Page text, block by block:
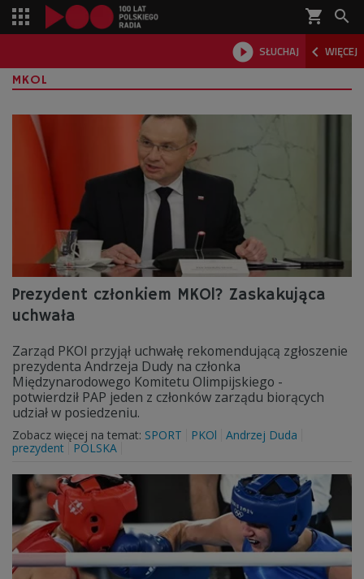
shopping_cart 
 SŁUCHAJ  WIĘCEJ

MKOL
Prezydent członkiem MKOl? Zaskakująca
uchwała
Zarząd PKOl przyjął uchwałę rekomendującą zgłoszenie
prezydenta Andrzeja Dudy na członka
Międzynarodowego Komitetu Olimpijskiego -
potwierdził PAP jeden z członków zarządu biorących
udział w posiedzeniu.
Zobacz więcej na temat: SPORT PKOl
Andrzej Duda
prezydent
POLSKA